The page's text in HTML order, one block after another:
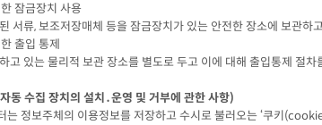
위한 잠금장치 사용
서류, 보조저장매체 등을 잠금장치가 있는 안전한 장소에 보관하
대한 출입 통제
고 있는 물리적 보관 장소를 별도로 두고 이에 대해 출입통제 절차
동 수집 장치의 설치․운영 및 거부에 관한 사항)
는 정보주체의 이용정보를 저장하고 수시로 불러오는 ‘쿠키